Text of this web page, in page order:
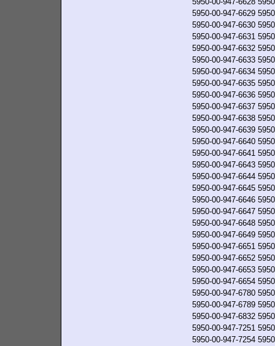
5950-00-947-6629
5950-00-947-6630
5950-00-947-6631
5950-00-947-6632
5950-00-947-6633
5950-00-947-6634
5950-00-947-6635
5950-00-947-6636
5950-00-947-6637
5950-00-947-6638
5950-00-947-6639
5950-00-947-6640
5950-00-947-6641
5950-00-947-6643
5950-00-947-6644
5950-00-947-6645
5950-00-947-6646
5950-00-947-6647
5950-00-947-6648
5950-00-947-6649
5950-00-947-6651
5950-00-947-6652
5950-00-947-6653
5950-00-947-6654
5950-00-947-6780
5950-00-947-6789
5950-00-947-6832
5950-00-947-7251
5950-00-947-7254